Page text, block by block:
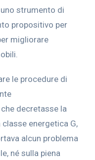
strumento di
propositivo per
migliorare
le procedure di
decretasse la
energetica G,
alcun problema
né sulla piena